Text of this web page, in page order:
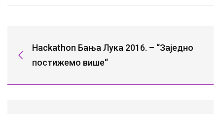
Hackathon Бања Лука 2016. – “Заједно
постижемо више“